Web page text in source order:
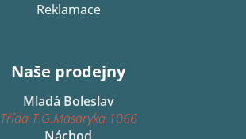
Reklamace
Naše prodejny
Mladá Boleslav
Třída T.G.Masaryka 1066